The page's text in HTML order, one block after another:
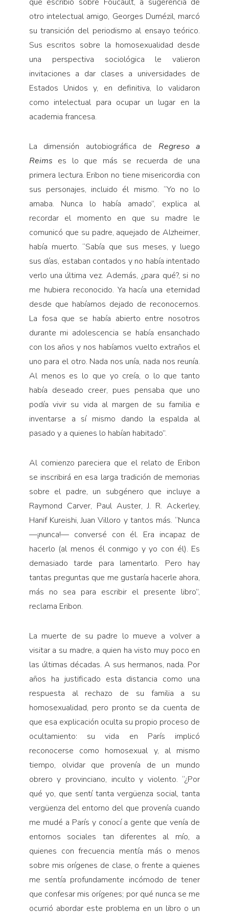
otro intelectual amigo, Georges Dumézil, marcó
su transición del periodismo al ensayo teórico.
Sus escritos sobre la homosexualidad desde
una perspectiva sociológica le valieron
invitaciones a dar clases a universidades de
Estados Unidos y, en definitiva, lo validaron
como intelectual para ocupar un lugar en la
academia francesa.
La dimensión autobiográfica de Regreso a
Reims es lo que más se recuerda de una
primera lectura. Eribon no tiene misericordia con
sus personajes, incluido él mismo. “Yo no lo
amaba. Nunca lo había amado”, explica al
recordar el momento en que su madre le
comunicó que su padre, aquejado de Alzheimer,
había muerto. “Sabía que sus meses, y luego
sus días, estaban contados y no había intentado
verlo una última vez. Además, ¿para qué?, si no
me hubiera reconocido. Ya hacía una eternidad
desde que habíamos dejado de reconocernos.
La fosa que se había abierto entre nosotros
durante mi adolescencia se había ensanchado
con los años y nos habíamos vuelto extraños el
uno para el otro. Nada nos unía, nada nos reunía.
Al menos es lo que yo creía, o lo que tanto
había deseado creer, pues pensaba que uno
podía vivir su vida al margen de su familia e
inventarse a sí mismo dando la espalda al
pasado y a quienes lo habían habitado”.
Al comienzo pareciera que el relato de Eribon
se inscribirá en esa larga tradición de memorias
sobre el padre, un subgénero que incluye a
Raymond Carver, Paul Auster, J. R. Ackerley,
Hanif Kureishi, Juan Villoro y tantos más. “Nunca
—¡nunca!— conversé con él. Era incapaz de
hacerlo (al menos él conmigo y yo con él). Es
demasiado tarde para lamentarlo. Pero hay
tantas preguntas que me gustaría hacerle ahora,
más no sea para escribir el presente libro”,
reclama Eribon.
La muerte de su padre lo mueve a volver a
visitar a su madre, a quien ha visto muy poco en
las últimas décadas. A sus hermanos, nada. Por
años ha justificado esta distancia como una
respuesta al rechazo de su familia a su
homosexualidad, pero pronto se da cuenta de
que esa explicación oculta su propio proceso de
ocultamiento: su vida en París implicó
reconocerse como homosexual y, al mismo
tiempo, olvidar que provenía de un mundo
obrero y provinciano, inculto y violento. “¿Por
qué yo, que sentí tanta vergüenza social, tanta
vergüenza del entorno del que provenía cuando
me mudé a París y conocí a gente que venía de
entornos sociales tan diferentes al mío, a
quienes con frecuencia mentía más o menos
sobre mis orígenes de clase, o frente a quienes
me sentía profundamente incómodo de tener
que confesar mis orígenes; por qué nunca se me
ocurrió abordar este problema en un libro o un